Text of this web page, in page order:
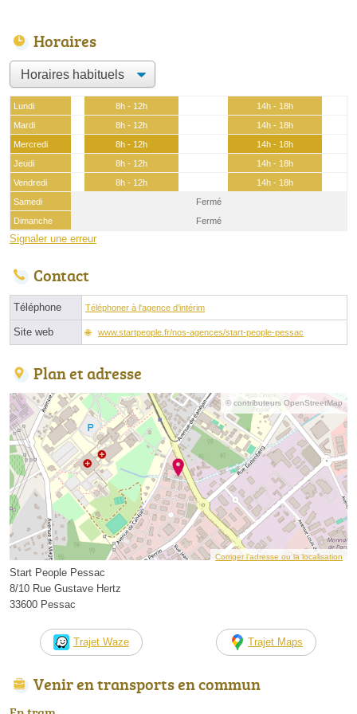
Horaires
Lundi 8h - 12h
14h - 18h
Mardi
8h - 12h
14h - 18h
Mercredi
8h - 12h
14h - 18h
Jeudi
8h - 12h
14h - 18h
Vendredi
8h - 12h
14h - 18h
Samedi
Fermé
Dimanche
Fermé
Signaler une erreur
Contact
Téléphone Téléphoner à l'agence d'intérim
Site web www.startpeople.fr/nos-agences/start-people-pessac
Plan et adresse
© contributeurs OpenStreetMap
Corriger l’adresse ou la localisation
Start People Pessac
8/10 Rue Gustave Hertz
33600 Pessac
Trajet Waze Trajet Maps
Venir en transports en commun